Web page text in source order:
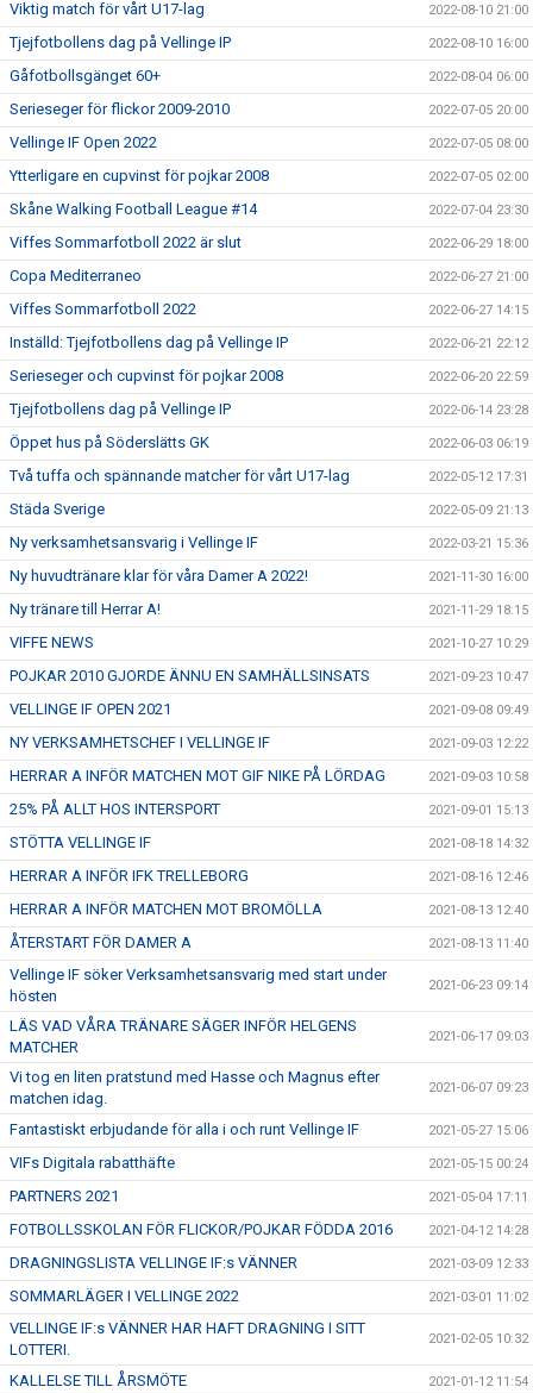
Viktig match för vårt U17-lag 2022-08-10 21:00
Tjejfotbollens dag på Vellinge IP 2022-08-10 16:00
Gåfotbollsgänget 60+ 2022-08-04 06:00
Serieseger för flickor 2009-2010 2022-07-05 20:00
Vellinge IF Open 2022 2022-07-05 08:00
Ytterligare en cupvinst för pojkar 2008 2022-07-05 02:00
Skåne Walking Football League #14 2022-07-04 23:30
Viffes Sommarfotboll 2022 är slut 2022-06-29 18:00
Copa Mediterraneo 2022-06-27 21:00
Viffes Sommarfotboll 2022 2022-06-27 14:15
Inställd: Tjejfotbollens dag på Vellinge IP 2022-06-21 22:12
Serieseger och cupvinst för pojkar 2008 2022-06-20 22:59
Tjejfotbollens dag på Vellinge IP 2022-06-14 23:28
Öppet hus på Söderslätts GK 2022-06-03 06:19
Två tuffa och spännande matcher för vårt U17-lag 2022-05-12 17:31
Städa Sverige 2022-05-09 21:13
Ny verksamhetsansvarig i Vellinge IF 2022-03-21 15:36
Ny huvudtränare klar för våra Damer A 2022! 2021-11-30 16:00
Ny tränare till Herrar A! 2021-11-29 18:15
VIFFE NEWS 2021-10-27 10:29
POJKAR 2010 GJORDE ÄNNU EN SAMHÄLLSINSATS 2021-09-23 10:47
VELLINGE IF OPEN 2021 2021-09-08 09:49
NY VERKSAMHETSCHEF I VELLINGE IF 2021-09-03 12:22
HERRAR A INFÖR MATCHEN MOT GIF NIKE PÅ LÖRDAG 2021-09-03 10:58
25% PÅ ALLT HOS INTERSPORT 2021-09-01 15:13
STÖTTA VELLINGE IF 2021-08-18 14:32
HERRAR A INFÖR IFK TRELLEBORG 2021-08-16 12:46
HERRAR A INFÖR MATCHEN MOT BROMÖLLA 2021-08-13 12:40
ÅTERSTART FÖR DAMER A 2021-08-13 11:40
Vellinge IF söker Verksamhetsansvarig med start under
hösten
2021-06-23 09:14
LÄS VAD VÅRA TRÄNARE SÄGER INFÖR HELGENS
MATCHER
2021-06-17 09:03
Vi tog en liten pratstund med Hasse och Magnus efter
matchen idag.
2021-06-07 09:23
Fantastiskt erbjudande för alla i och runt Vellinge IF 2021-05-27 15:06
VIFs Digitala rabatthäfte 2021-05-15 00:24
PARTNERS 2021 2021-05-04 17:11
FOTBOLLSSKOLAN FÖR FLICKOR/POJKAR FÖDDA 2016 2021-04-12 14:28
DRAGNINGSLISTA VELLINGE IF:s VÄNNER 2021-03-09 12:33
SOMMARLÄGER I VELLINGE 2022 2021-03-01 11:02
VELLINGE IF:s VÄNNER HAR HAFT DRAGNING I SITT
LOTTERI.
2021-02-05 10:32
KALLELSE TILL ÅRSMÖTE 2021-01-12 11:54